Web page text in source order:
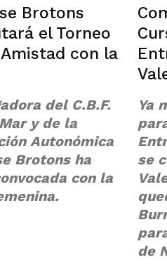
Brotons
el Torneo
con la
del C.B.F.
y de la
Autonómica
Brotons ha
con la
Ya
se
de